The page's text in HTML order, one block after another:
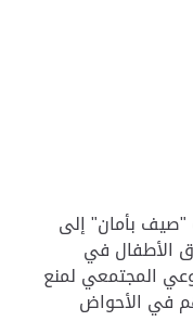
بأمان" إلى
الأطفال في
المجتمعي لمنع
في الأحواض